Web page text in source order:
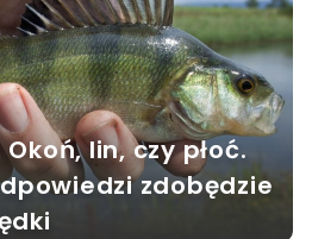
lin, czy płoć.
zdobędzie